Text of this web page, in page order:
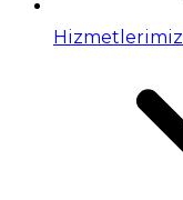
Hizmetlerimiz